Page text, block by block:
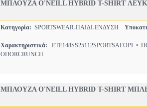
ΜΠΛΟΥΖΑ O'NEILL HYBRID T-SHIRT
Κατηγορία: SPORTSWEAR-ΠΑΙΔΙ-ΕΝΔΥΣΗ
Χαρακτηριστικά: ETE148SS25112SPORTSΑΓΟΡΙ
ODORCRUNCH
ΜΠΛΟΥΖΑ O'NEILL HYBRID T-SHIRT ΜΠΛΕ